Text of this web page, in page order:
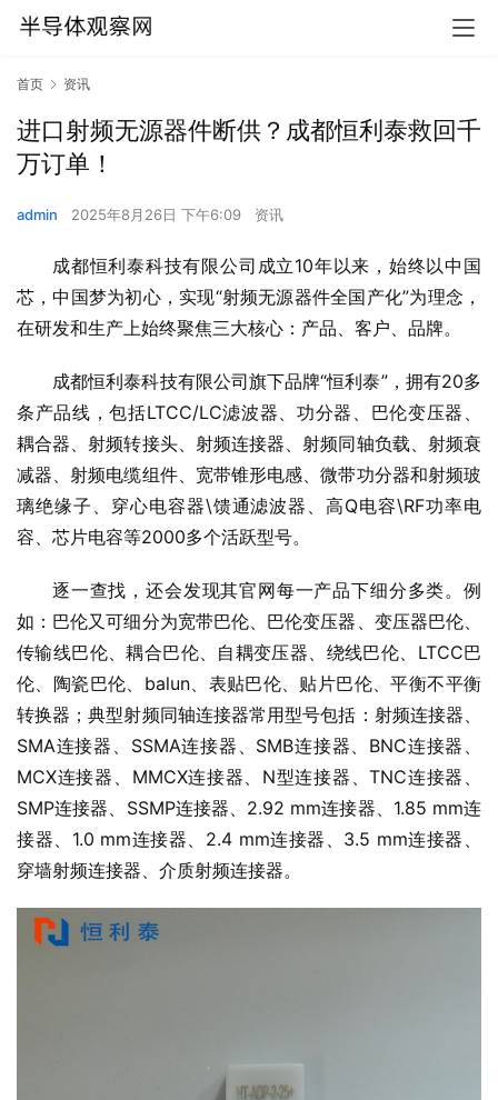
首页 资讯
进口射频无源器件断供？成都恒利泰救回千
万订单！
admin 2025年8月26日 下午6:09 资讯
成都恒利泰科技有限公司成立10年以来，始终以中国
芯，中国梦为初心，实现“射频无源器件全国产化”为理念，
在研发和生产上始终聚焦三大核心：产品、客户、品牌。
成都恒利泰科技有限公司旗下品牌“恒利泰”，拥有20多
条产品线，包括LTCC/LC滤波器、功分器、巴伦变压器、
耦合器、射频转接头、射频连接器、射频同轴负载、射频衰
减器、射频电缆组件、宽带锥形电感、微带功分器和射频玻
璃绝缘子、穿心电容器\馈通滤波器、高Q电容\RF功率电
容、芯片电容等2000多个活跃型号。
逐一查找，还会发现其官网每一产品下细分多类。例
如：巴伦又可细分为宽带巴伦、巴伦变压器、变压器巴伦、
传输线巴伦、耦合巴伦、自耦变压器、绕线巴伦、LTCC巴
伦、陶瓷巴伦、balun、表贴巴伦、贴片巴伦、平衡不平衡
转换器；典型射频同轴连接器常用型号包括：射频连接器、
SMA连接器、SSMA连接器、SMB连接器、BNC连接器、
MCX连接器、MMCX连接器、N型连接器、TNC连接器、
SMP连接器、SSMP连接器、2.92 mm连接器、1.85 mm连
接器、1.0 mm连接器、2.4 mm连接器、3.5 mm连接器、
穿墙射频连接器、介质射频连接器。